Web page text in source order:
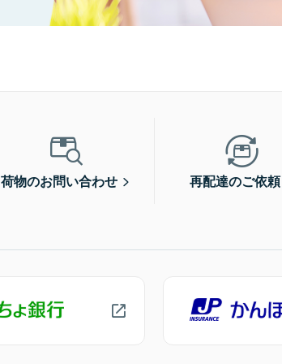
荷物のお問い合わせ 再配達のご依頼